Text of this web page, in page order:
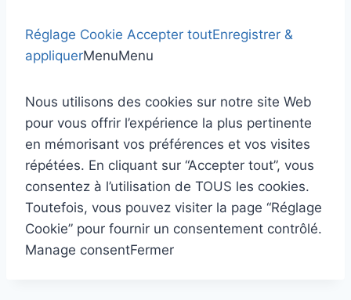
Réglage Cookie Accepter toutEnregistrer &
appliquerMenuMenu
Nous utilisons des cookies sur notre site Web
pour vous offrir l’expérience la plus pertinente
en mémorisant vos préférences et vos visites
répétées. En cliquant sur “Accepter tout”, vous
consentez à l’utilisation de TOUS les cookies.
Toutefois, vous pouvez visiter la page “Réglage
Cookie” pour fournir un consentement contrôlé.
Manage consentFermer